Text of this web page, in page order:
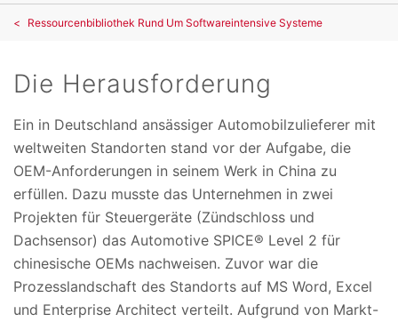
Ressourcenbibliothek Rund Um Softwareintensive Systeme
Die Herausforderung
Ein in Deutschland ansässiger Automobilzulieferer mit
weltweiten Standorten stand vor der Aufgabe, die
OEM-Anforderungen in seinem Werk in China zu
erfüllen. Dazu musste das Unternehmen in zwei
Projekten für Steuergeräte (Zündschloss und
Dachsensor) das Automotive SPICE® Level 2 für
chinesische OEMs nachweisen. Zuvor war die
Prozesslandschaft des Standorts auf MS Word, Excel
und Enterprise Architect verteilt. Aufgrund von Markt-